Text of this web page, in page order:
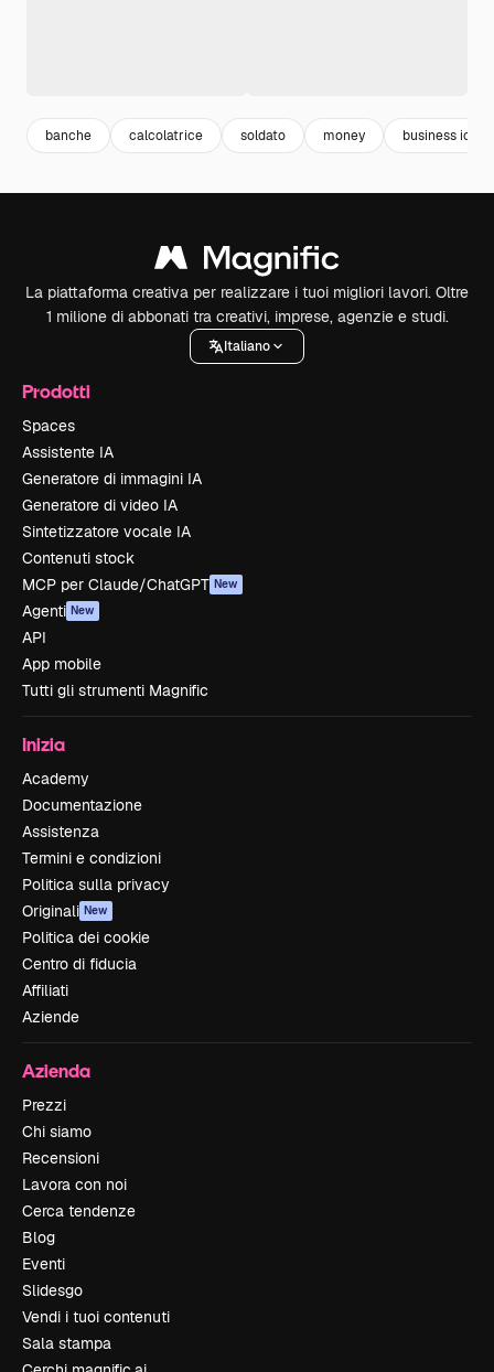
banche calcolatrice soldato money business icon
La piattaforma creativa per realizzare i tuoi migliori lavori. Oltre
1 milione di abbonati tra creativi, imprese, agenzie e studi.
Italiano
Prodotti
Spaces
Assistente IA
Generatore di immagini IA
Generatore di video IA
Sintetizzatore vocale IA
Contenuti stock
MCP per Claude/ChatGPT New
Agenti New
API
App mobile
Tutti gli strumenti Magnific
Inizia
Academy
Documentazione
Assistenza
Termini e condizioni
Politica sulla privacy
Originali New
Politica dei cookie
Centro di fiducia
Affiliati
Aziende
Azienda
Prezzi
Chi siamo
Recensioni
Lavora con noi
Cerca tendenze
Blog
Eventi
Slidesgo
Vendi i tuoi contenuti
Sala stampa